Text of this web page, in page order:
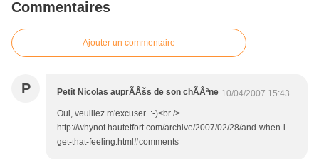
Commentaires
Ajouter un commentaire
P Petit Nicolas auprÃÂšs de son chÃÂªne 10/04/2007 15:43
Oui, veuillez m'excuser :-)<br />
http://whynot.hautetfort.com/archive/2007/02/28/and-when-i-
get-that-feeling.html#comments